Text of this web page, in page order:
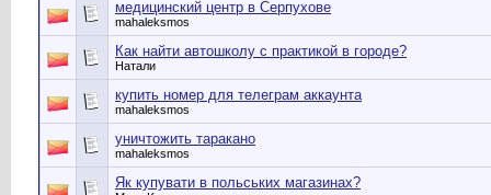
медицинский центр в Серпухове
mahaleksmos
Как найти автошколу с практикой в городе?
Натали
купить номер для телеграм аккаунта
mahaleksmos
уничтожить таракано
mahaleksmos
Як купувати в польських магазинах?